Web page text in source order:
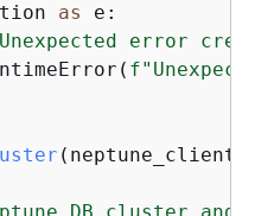
as e:
error
( neptune_client,